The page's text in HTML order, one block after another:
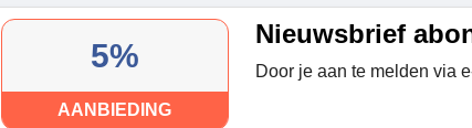
5%
AANBIEDING
Nieuwsbrief
Door je aan te melden via